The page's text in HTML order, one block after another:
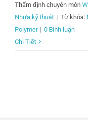
Thẩm định chuyên môn
Nhựa kỹ thuật | Từ khóa:
Polymer | 0 Bình luận
Chi Tiết